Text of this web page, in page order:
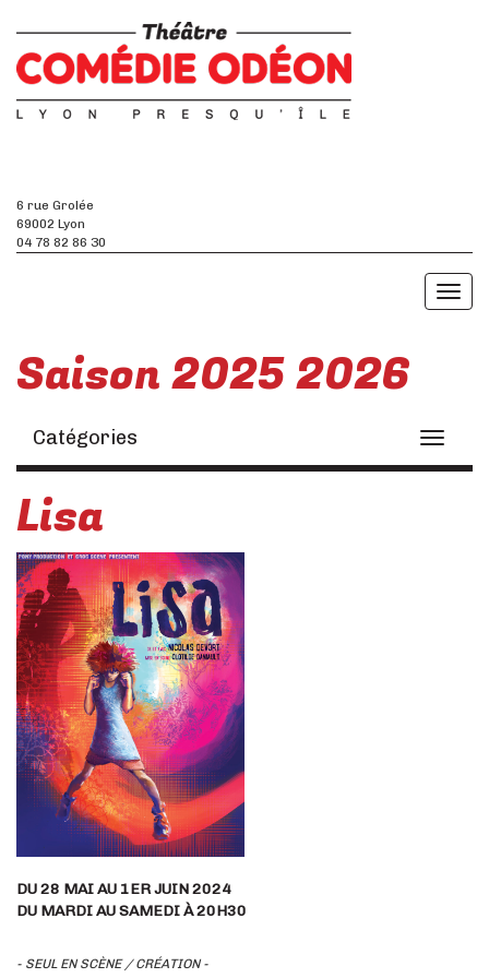
6 rue Grolée
69002 Lyon
04 78 82 86 30
Toggle
Saison 2025 2026
Toggle
Catégories
Lisa
DU 28 MAI AU 1ER JUIN 2024
DU MARDI AU SAMEDI À 20H30
- SEUL EN SCÈNE / CRÉATION -